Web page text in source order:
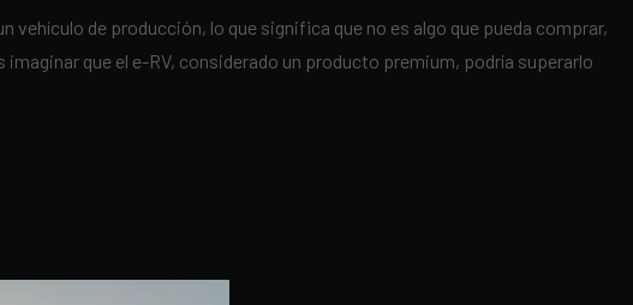
de producción, lo que significa que no es algo que pueda comprar,
que el e-RV, considerado un producto premium, podría superarlo